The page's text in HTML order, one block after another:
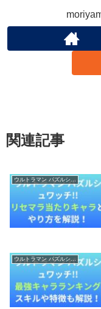
関連記事
ウルトラマン パズルシュワッチ!!
ウルトラマン パズルシュワッチ!!